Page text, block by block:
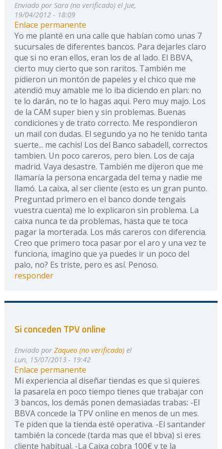
Enviado por Sara (no verificado)el Jue,
19/04/2012 - 18:09
Enlace permanente
Yo me planté en una calle que habían como unas 7
sucursales de diferentes bancos. Para dejarles claro
que si no eran ellos, eran los de al lado. El BBVA,
cierto muy cierto que son raritos. También me
pidieron un montón de papeles y el chico que me
atendió muy amable me lo iba diciendo en plan: no
te lo darán, no te lo hagas aqui. Pero muy majo. Los
de la CAM super bien y sin problemas. Buenas
condiciones y de trato correcto. Me respondieron
un mail con dudas. El segundo ya no he tenido tanta
suerte... me cachis! Los del Banco sabadell, correctos
tambien. Un poco careros, pero bien. Los de caja
madrid. Vaya desastre. También me dijeron que me
llamaría la persona encargada del tema y nadie me
llamó. La caixa, al ser cliente (esto es un gran punto.
Preguntad primero en el banco donde tengais
vuestra cuenta) me lo explicaron sin problema. La
caixa nunca te da problemas, hasta que te toca
pagar la morterada. Los más careros con diferencia.
Creo que primero toca pasar por el aro y una vez te
funciona, imagino que ya puedes ir un poco del
palo, no? Es triste, pero es así. Penoso.
responder
Si conceden TPV online
Enviado por Zaqueo (no verificado)el
Lun, 15/07/2013 - 19:42
Enlace permanente
Mi experiencia al diseñar tiendas es que si quieres
la pasarela en poco tiempo tienes que trabajar con
3 bancos, los demás ponen demasiadas trabas: -El
BBVA concede la TPV online en menos de un mes.
Te piden que la tienda esté operativa. -El santander
también la concede (tarda mas que el bbva) si eres
cliente habitual. -La Caixa cobra 100€ y te la